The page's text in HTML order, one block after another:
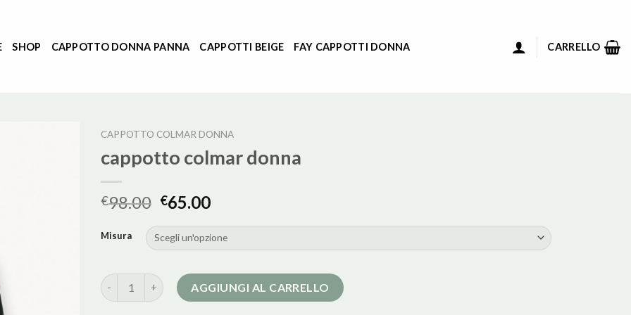
SHOP CAPPOTTO DONNA PANNA CAPPOTTI BEIGE FAY CAPPOTTI DONNA CARRELLO
CAPPOTTO COLMAR DONNA
cappotto colmar donna
€98.00 €65.00
Misura
cappotto colmar donna quantitàAGGIUNGI AL CARRELLO